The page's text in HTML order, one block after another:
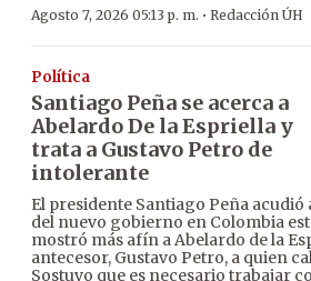
Agosto 7, 2026 05:13 p. m. · Redacción ÚH
Política
Santiago Peña se acerca a
Abelardo De la Espriella y
trata a Gustavo Petro de
intolerante
El presidente Santiago Peña acudió
del nuevo gobierno en Colombia
mostró más afín a Abelardo de la
antecesor, Gustavo Petro, a quien
Sostuvo que es necesario trabajar